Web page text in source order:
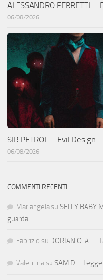
ALESSANDRO FERRETTI –
06/08/2026
SIR PETROL – Evil Design
06/08/2026
COMMENTI RECENTI
Mariangela su SELLY BABY
guarda
Fabrizio su DORIAN O. A. –
Valentina su SAM D –